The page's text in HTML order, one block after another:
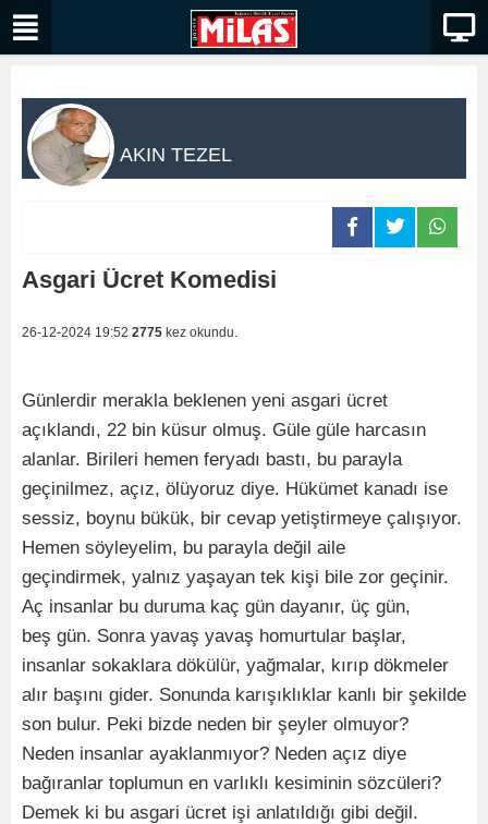
AKIN TEZEL
Asgari Ücret Komedisi
26-12-2024 19:52 2775 kez okundu.
Günlerdir merakla beklenen yeni asgari ücret
açıklandı, 22 bin küsur olmuş. Güle güle harcasın
alanlar. Birileri hemen feryadı bastı, bu parayla
geçinilmez, açız, ölüyoruz diye. Hükümet kanadı ise
sessiz, boynu bükük, bir cevap yetiştirmeye çalışıyor.
Hemen söyleyelim, bu parayla değil aile
geçindirmek, yalnız yaşayan tek kişi bile zor geçinir.
Aç insanlar bu duruma kaç gün dayanır, üç gün,
beş gün. Sonra yavaş yavaş homurtular başlar,
insanlar sokaklara dökülür, yağmalar, kırıp dökmeler
alır başını gider. Sonunda karışıklıklar kanlı bir şekilde
son bulur. Peki bizde neden bir şeyler olmuyor?
Neden insanlar ayaklanmıyor? Neden açız diye
bağıranlar toplumun en varlıklı kesiminin sözcüleri?
Demek ki bu asgari ücret işi anlatıldığı gibi değil.